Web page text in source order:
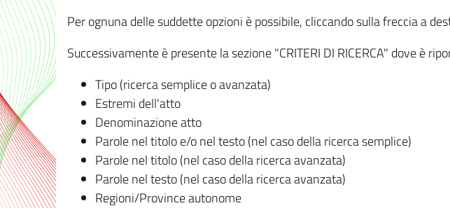
Per ognuna delle suddette opzioni è possibile, cliccando sulla freccia a
Successivamente è presente la sezione "CRITERI DI RICERCA" dove è
Tipo (ricerca semplice o avanzata)
Estremi dell'atto
Denominazione atto
Parole nel titolo e/o nel testo (nel caso della ricerca semplice)
Parole nel titolo (nel caso della ricerca avanzata)
Parole nel testo (nel caso della ricerca avanzata)
Regioni/Province autonome